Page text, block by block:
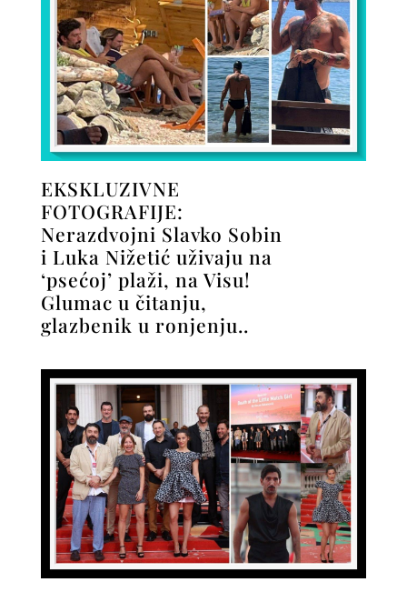
EKSKLUZIVNE
FOTOGRAFIJE:
Nerazdvojni Slavko Sobin
i Luka Nižetić uživaju na
‘psećoj’ plaži, na Visu!
Glumac u čitanju,
glazbenik u ronjenju..